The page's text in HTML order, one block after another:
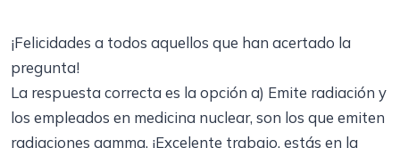
¡Felicidades a todos aquellos que han acertado la
pregunta!
La respuesta correcta es la opción a) Emite radiación y
los empleados en medicina nuclear, son los que emiten
radiaciones gamma. ¡Excelente trabajo, estás en la